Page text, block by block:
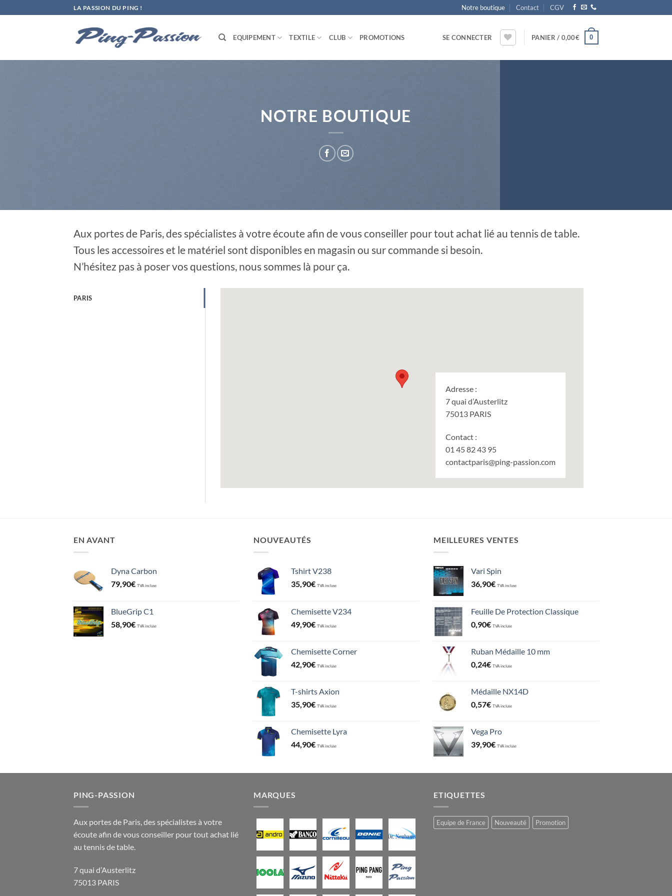
au
LA PASSION DU PING ! Notre boutique Contact CGV
EQUIPEMENT TEXTILE CLUB PROMOTIONS SE CONNECTER PANIER / 0,00€ 0
NOTRE BOUTIQUE
Aux portes de Paris, des spécialistes à votre écoute afin de vous conseiller pour tout achat lié au tennis de table.
Tous les accessoires et le matériel sont disponibles en magasin ou sur commande si besoin.
N’hésitez pas à poser vos questions, nous sommes là pour ça.
PARIS
Adresse :
7 quai d’Austerlitz
75013 PARIS
Contact :
01 45 82 43 95
contactparis@ping-passion.com
EN AVANT
Dyna Carbon
79,90€ TVA incluse
BlueGrip C1
58,90€ TVA incluse
NOUVEAUTÉS
Tshirt V238
35,90€ TVA incluse
Chemisette V234
49,90€ TVA incluse
Chemisette Corner
42,90€ TVA incluse
T-shirts Axion
35,90€ TVA incluse
Chemisette Lyra
44,90€ TVA incluse
MEILLEURES VENTES
Vari Spin
36,90€ TVA incluse
Feuille De Protection Classique
0,90€ TVA incluse
Ruban Médaille 10 mm
0,24€ TVA incluse
Médaille NX14D
0,57€ TVA incluse
Vega Pro
39,90€ TVA incluse
PING-PASSION
Aux portes de Paris, des spécialistes à votre
écoute afin de vous conseiller pour tout achat lié
au tennis de table.
7 quai d’Austerlitz
75013 PARIS
MARQUES ETIQUETTES
Equipe de France Nouveauté Promotion